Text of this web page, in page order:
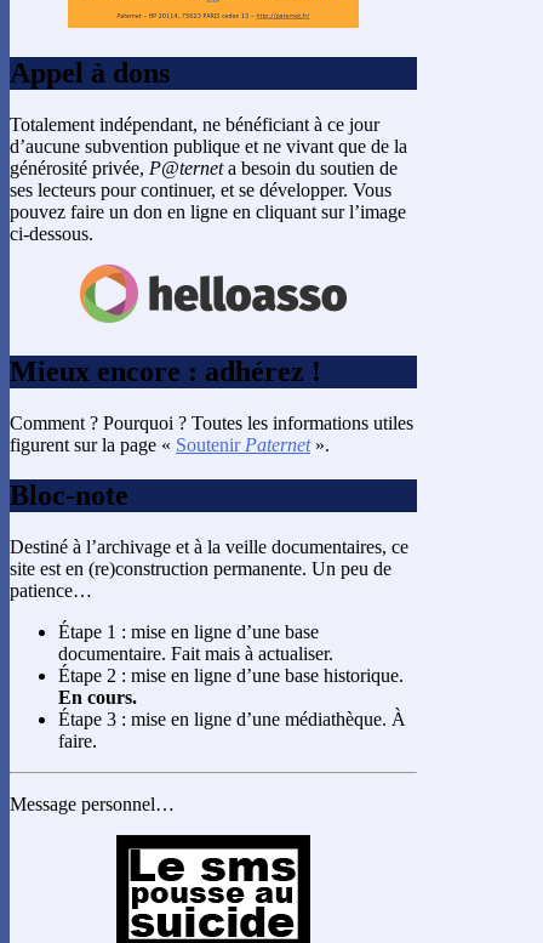
Appel à dons
Totalement indépendant, ne bénéficiant à ce jour
d’aucune subvention publique et ne vivant que de la
générosité privée, P@terneta besoin du soutien de
ses lecteurs pour continuer, et se développer. Vous
pouvez faire un don en ligne en cliquant sur l’image
ci-dessous.
Mieux encore : adhérez !
Comment ? Pourquoi ? Toutes les informations utiles
figurent sur la page « Soutenir Paternet».
Bloc-note
Destiné à l’archivage et à la veille documentaires, ce
site est en (re)construction permanente. Un peu de
patience…
Étape 1 : mise en ligne d’une base
documentaire. Fait mais à actualiser.
Étape 2 : mise en ligne d’une base historique.
En cours.
Étape 3 : mise en ligne d’une médiathèque. À
faire.
Message personnel…